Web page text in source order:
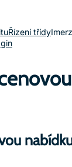
Řízení třídy